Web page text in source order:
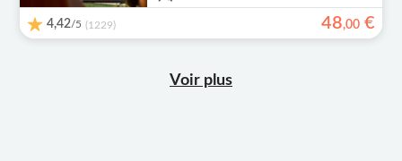
4,42/5 (1229) 48,00 €
Voir plus